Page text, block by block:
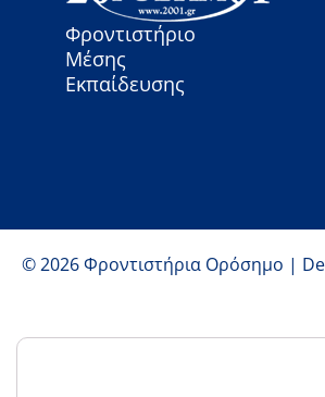
Φροντιστήριο
Μέσης
Εκπαίδευσης
© 2026 Φροντιστήρια Ορόσημο |